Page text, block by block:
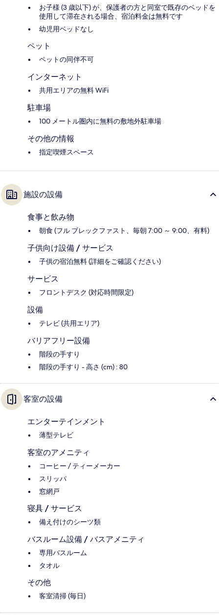
お子様 (3 歳以下) が、保護者の方と同室で既存のベッドを
使用して滞在される場合、宿泊料金は無料です
幼児用ベッドなし
ペット
ペットの同伴不可
インターネット
共用エリアの無料 WiFi
駐車場
100 メートル圏内に無料の敷地外駐車場
その他の情報
指定喫煙スペース
施設の設備
食事と飲み物
朝食 (フル ブレックファスト、毎朝 7:00 ～ 9:00、有料)
子供向け設備 / サービス
子供の宿泊無料 (詳細をご確認ください)
サービス
フロントデスク (対応時間限定)
設備
テレビ (共用エリア)
バリアフリー設備
階段の手すり
階段の手すり - 高さ (cm) : 80
客室の設備
エンターテインメント
薄型テレビ
客室のアメニティ
コーヒー / ティーメーカー
スリッパ
窓網戸
寝具 / サービス
備え付けのシーツ類
バスルーム設備 / バスアメニティ
専用バスルーム
タオル
その他
客室清掃 (毎日)